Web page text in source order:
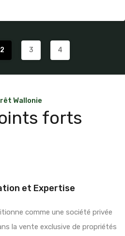
2 3 4
Wallonie
forts
et Expertise
comme une société privée
la vente exclusive de propriétés